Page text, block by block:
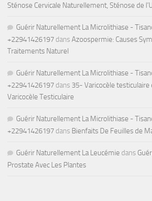
Sténose Cervicale Naturellement, Sténose de
Guérir Naturellement La Microlithiase -
+22941426197 dans Azoospermie: Causes
Traitements Naturel
Guérir Naturellement La Microlithiase -
+22941426197 dans 35- Varicocèle
Varicocèle Testiculaire
Guérir Naturellement La Microlithiase -
+22941426197 dans Bienfaits De Feuilles de
Guérir Naturellement La Leucémie dans
Prostate Avec Les Plantes